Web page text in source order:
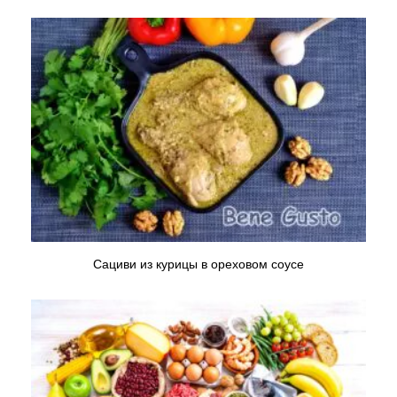
Сациви из курицы в ореховом соусе